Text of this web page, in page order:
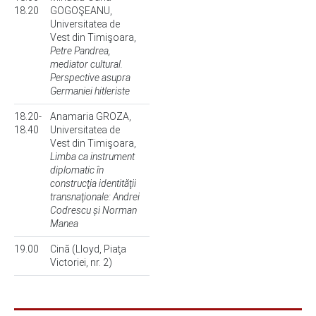
18.20
GOGOŞEANU,
Universitatea de
Vest din Timişoara,
Petre Pandrea,
mediator cultural.
Perspective asupra
Germaniei hitleriste
18.20-
18.40
Anamaria GROZA,
Universitatea de
Vest din Timişoara,
Limba ca instrument
diplomatic în
construcţia identităţii
transnaţionale: Andrei
Codrescu și Norman
Manea
19.00
Cină (Lloyd, Piaţa
Victoriei, nr. 2)